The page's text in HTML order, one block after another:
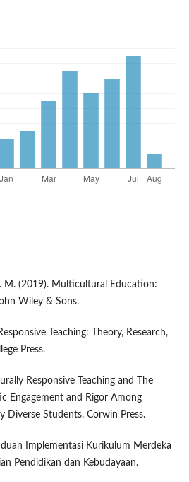
M. (2019). Multicultural Education:
Wiley & Sons.
Teaching: Theory, Research,
Press.
Responsive Teaching and The
Engagement and Rigor Among
Diverse Students. Corwin Press.
Implementasi Kurikulum Merdeka
Pendidikan dan Kebudayaan.